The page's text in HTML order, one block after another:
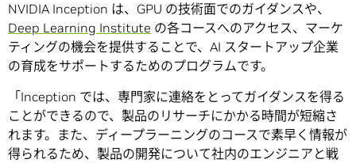
NVIDIA Inception は、GPU の技術面でのガイダンスや、
Deep Learning Institute の各コースへのアクセス、マーケ
ティングの機会を提供することで、AI スタートアップ企業
の育成をサポートするためのプログラムです。
「Inception では、専門家に連絡をとってガイダンスを得る
ことができるので、製品のリサーチにかかる時間が短縮さ
れます。また、ディープラーニングのコースで素早く情報が
得られるため、製品の開発について社内のエンジニアと戦